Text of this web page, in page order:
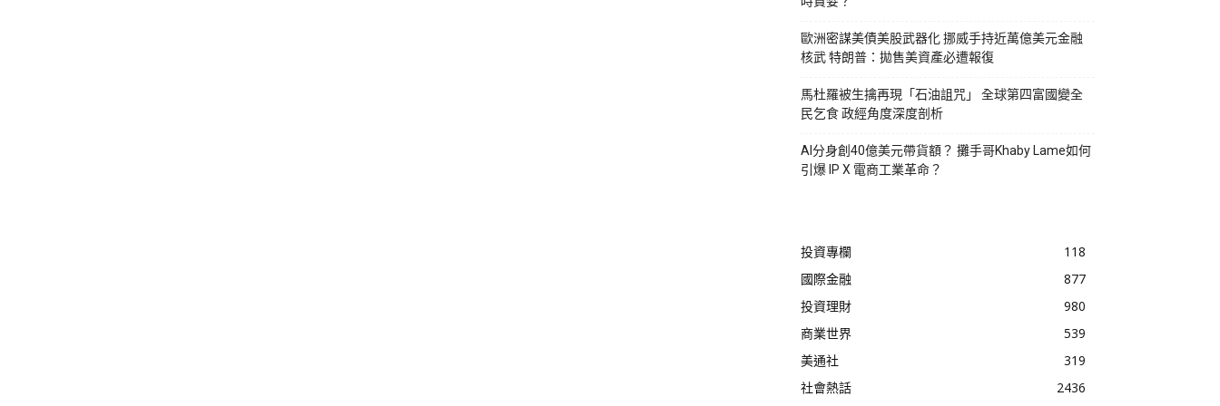
歐洲密謀美債美股武器化 挪威手持近萬億美元金融
核武 特朗普：拋售美資產必遭報復
馬杜羅被生擒再現「石油詛咒」 全球第四富國變全
民乞食 政經角度深度剖析
AI分身創40億美元帶貨額？ 攤手哥Khaby Lame如何
引爆 IP X 電商工業革命？
投資專欄
118
國際金融
877
投資理財
980
商業世界
539
美通社
319
社會熱話
2436